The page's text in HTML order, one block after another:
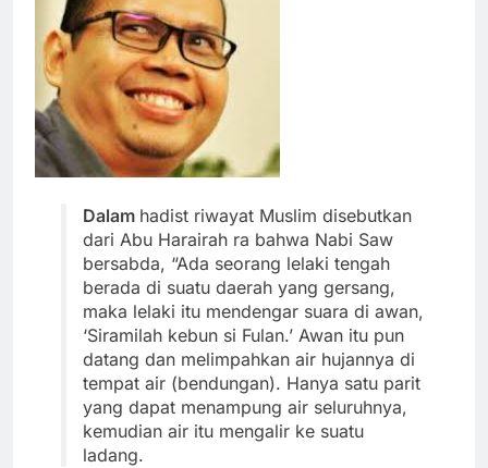
Dalam hadist riwayat Muslim disebutkan
dari Abu Harairah ra bahwa Nabi Saw
bersabda, “Ada seorang lelaki tengah
berada di suatu daerah yang gersang,
maka lelaki itu mendengar suara di awan,
‘Siramilah kebun si Fulan.’ Awan itu pun
datang dan melimpahkan air hujannya di
tempat air (bendungan). Hanya satu parit
yang dapat menampung air seluruhnya,
kemudian air itu mengalir ke suatu
ladang.